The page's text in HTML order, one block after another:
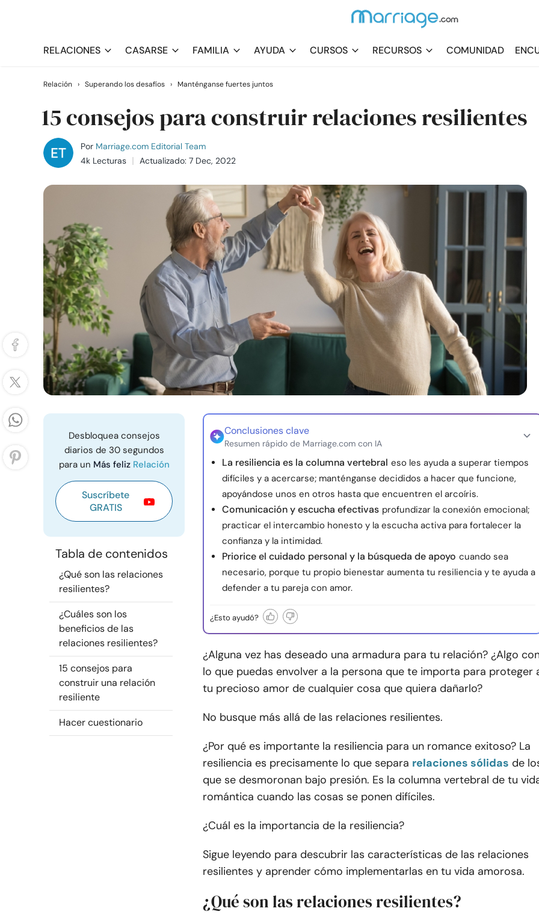
RELACIONES CASARSE FAMILIA AYUDA CURSOS RECURSOS COMUNIDAD
Relación › Superando los desafíos › Manténganse fuertes juntos
15 consejos para construir relaciones resilientes
Por Marriage.com Editorial Team
4k Lecturas
Actualizado: 7 Dec, 2022
Desbloquea consejos
diarios de 30 segundos
para un Más feliz Relación
Suscríbete
GRATIS
Tabla de contenidos
¿Qué son las relaciones
resilientes?
¿Cuáles son los
beneficios de las
relaciones resilientes?
15 consejos para
construir una relación
resiliente
Hacer cuestionario
Conclusiones clave
Resumen rápido de Marriage.com con IA
La resiliencia es la columna vertebral eso les ayuda a superar tiempos
difíciles y a acercarse; manténganse decididos a hacer que funcione,
apoyándose unos en otros hasta que encuentren el arcoíris.
Comunicación y escucha efectivas profundizar la conexión emocional;
practicar el intercambio honesto y la escucha activa para fortalecer la
confianza y la intimidad.
Priorice el cuidado personal y la búsqueda de apoyo cuando sea
necesario, porque tu propio bienestar aumenta tu resiliencia y te ayuda a
defender a tu pareja con amor.
¿Esto ayudó?
¿Alguna vez has deseado una armadura para tu relación? ¿Algo
lo que puedas envolver a la persona que te importa para proteger
tu precioso amor de cualquier cosa que quiera dañarlo?
No busque más allá de las relaciones resilientes.
¿Por qué es importante la resiliencia para un romance exitoso? La
resiliencia es precisamente lo que separa relaciones sólidas de
que se desmoronan bajo presión. Es la columna vertebral de tu
romántica cuando las cosas se ponen difíciles.
¿Cuál es la importancia de la resiliencia?
Sigue leyendo para descubrir las características de las relaciones
resilientes y aprender cómo implementarlas en tu vida amorosa.
¿Qué son las relaciones resilientes?